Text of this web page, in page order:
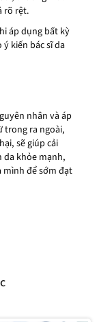
rõ rệt.
áp dụng bất kỳ
kiến bác sĩ da
nhân và áp
trong ra ngoài,
sẽ giúp cải
da khỏe mạnh,
mình để sớm đạt